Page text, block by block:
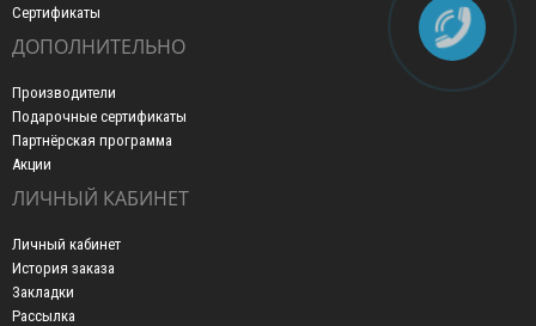
Сертификаты
ДОПОЛНИТЕЛЬНО
Производители
Подарочные сертификаты
Партнёрская программа
Акции
ЛИЧНЫЙ КАБИНЕТ
Личный кабинет
История заказа
Закладки
Рассылка